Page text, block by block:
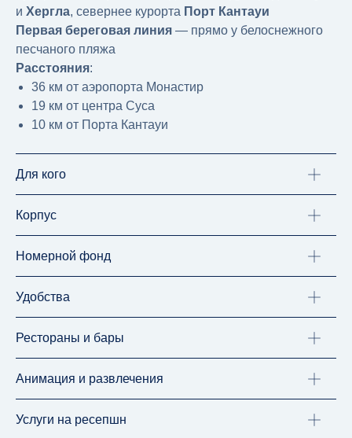
и Хергла, севернее курорта Порт Кантауи
Первая береговая линия — прямо у белоснежного
песчаного пляжа
Расстояния:
36 км от аэропорта Монастир
19 км от центра Суса
10 км от Порта Кантауи
Для кого
Корпус
Номерной фонд
Удобства
Рестораны и бары
Анимация и развлечения
Услуги на ресепшн